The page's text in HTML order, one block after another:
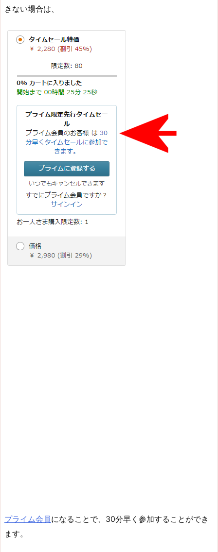
きない場合は、
プライム会員になることで、30分早く参加することができ
ます。